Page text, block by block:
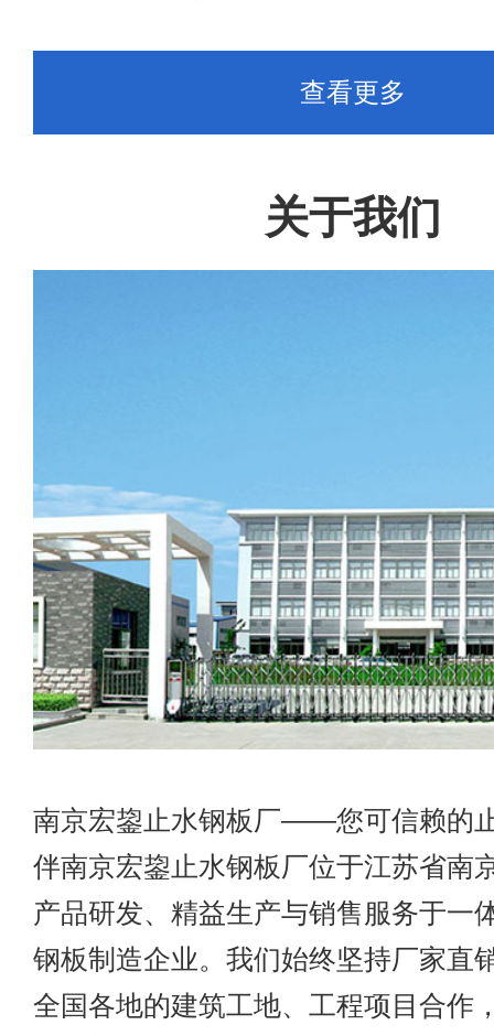
查看更多
关于我们
南京宏鋆止水钢板厂——您可信赖的
伴南京宏鋆止水钢板厂位于江苏省南
产品研发、精益生产与销售服务于一
钢板制造企业。我们始终坚持厂家直
全国各地的建筑工地、工程项目合作